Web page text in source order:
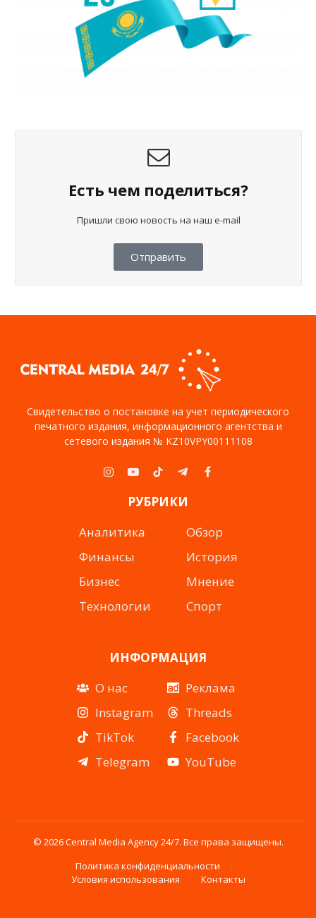
Есть чем поделиться?
Пришли свою новость на наш e-mail
Отправить
Свидетельство о постановке на учет периодического
печатного издания, информационного агентства и
сетевого издания № KZ10VPY00111108
Instagram
YouTubeTikTokTelegramFacebook
РУБРИКИ
Аналитика
Финансы
Бизнес
Технологии
Обзор
История
Мнение
Спорт
ИНФОРМАЦИЯ
О нас
Instagram
TikTok
Telegram
Реклама
Threads
Facebook
YouTube
© 2026 Central Media Agency 24/7. Все права защищены.
Политика конфиденциальности
Условия использования
Контакты